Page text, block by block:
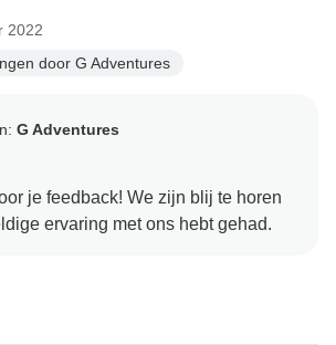
2022
door G Adventures
G Adventures
je feedback! We zijn blij te horen